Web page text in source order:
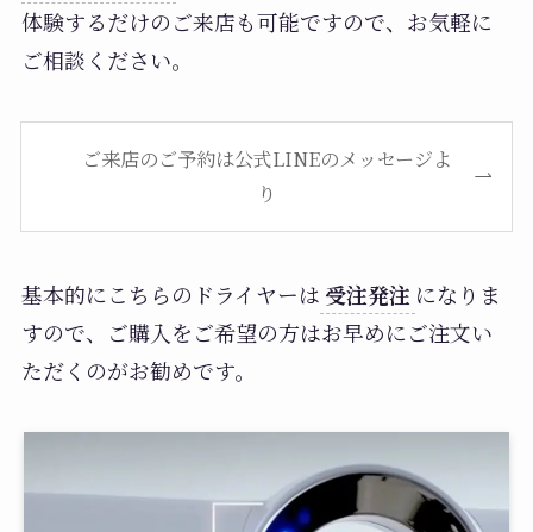
体験するだけのご来店も可能ですので、お気軽に
ご相談ください。
ご来店のご予約は公式LINEのメッセージよ
り
基本的にこちらのドライヤーは 受注発注 になりま
すので、ご購入をご希望の方はお早めにご注文い
ただくのがお勧めです。